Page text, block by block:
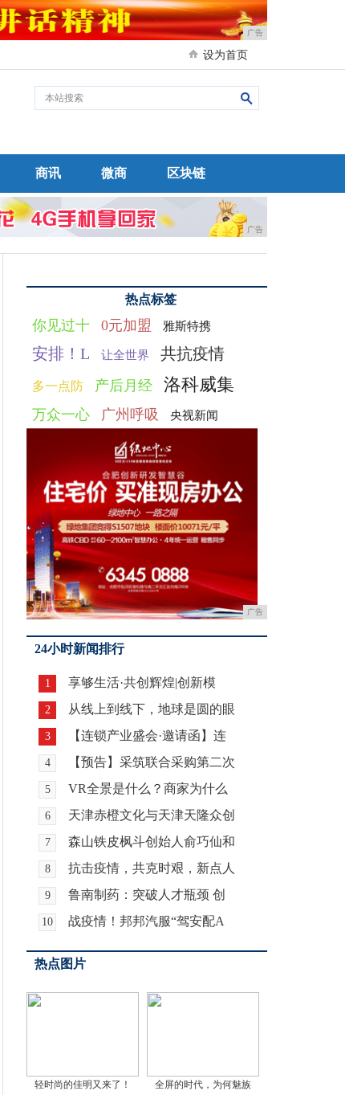
广告
设为首页
商讯 微商 区块链
广告
热点标签
你见过十 0元加盟 雅斯特携
安排！L 让全世界 共抗疫情
多一点防 产后月经 洛科威集
万众一心 广州呼吸 央视新闻
广告
24小时新闻排行
1 享够生活·共创辉煌|创新模
2 从线上到线下，地球是圆的眼
3 【连锁产业盛会·邀请函】连
4 【预告】采筑联合采购第二次
5 VR全景是什么？商家为什么
6 天津赤橙文化与天津天隆众创
7 森山铁皮枫斗创始人俞巧仙和
8 抗击疫情，共克时艰，新点人
9 鲁南制药：突破人才瓶颈 创
10 战疫情！邦邦汽服“驾安配A
热点图片
轻时尚的佳明又来了！ 全屏的时代，为何魅族